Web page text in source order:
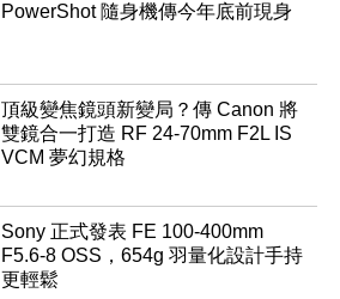
PowerShot 隨身機傳今年底前現身
頂級變焦鏡頭新變局？傳 Canon 將
雙鏡合一打造 RF 24-70mm F2L IS
VCM 夢幻規格
Sony 正式發表 FE 100-400mm
F5.6-8 OSS，654g 羽量化設計手持
更輕鬆